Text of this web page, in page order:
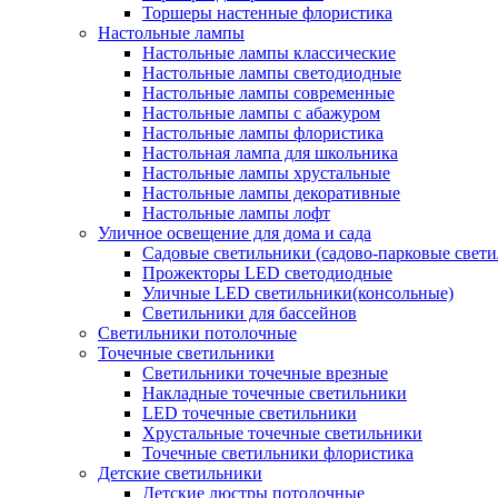
Торшеры настенные флористика
Настольные лампы
Настольные лампы классические
Настольные лампы светодиодные
Настольные лампы современные
Настольные лампы с абажуром
Настольные лампы флористика
Настольная лампа для школьника
Настольные лампы хрустальные
Настольные лампы декоративные
Настольные лампы лофт
Уличное освещение для дома и сада
Садовые светильники (садово-парковые
Прожекторы LED светодиодные
Уличные LED светильники(консольные)
Светильники для бассейнов
Светильники потолочные
Точечные светильники
Светильники точечные врезные
Накладные точечные светильники
LED точечные светильники
Хрустальные точечные светильники
Точечные светильники флористика
Детские светильники
Детские люстры потолочные